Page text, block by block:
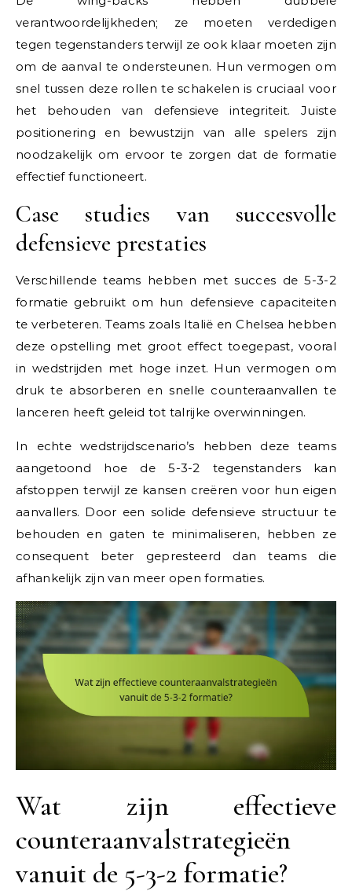
verantwoordelijkheden; ze moeten verdedigen
tegen tegenstanders terwijl ze ook klaar moeten zijn
om de aanval te ondersteunen. Hun vermogen om
snel tussen deze rollen te schakelen is cruciaal voor
het behouden van defensieve integriteit. Juiste
positionering en bewustzijn van alle spelers zijn
noodzakelijk om ervoor te zorgen dat de formatie
effectief functioneert.
Case studies van succesvolle
defensieve prestaties
Verschillende teams hebben met succes de 5-3-2
formatie gebruikt om hun defensieve capaciteiten
te verbeteren. Teams zoals Italië en Chelsea hebben
deze opstelling met groot effect toegepast, vooral
in wedstrijden met hoge inzet. Hun vermogen om
druk te absorberen en snelle counteraanvallen te
lanceren heeft geleid tot talrijke overwinningen.
In echte wedstrijdscenario’s hebben deze teams
aangetoond hoe de 5-3-2 tegenstanders kan
afstoppen terwijl ze kansen creëren voor hun eigen
aanvallers. Door een solide defensieve structuur te
behouden en gaten te minimaliseren, hebben ze
consequent beter gepresteerd dan teams die
afhankelijk zijn van meer open formaties.
Wat zijn effectieve
counteraanvalstrategieën
vanuit de 5-3-2 formatie?